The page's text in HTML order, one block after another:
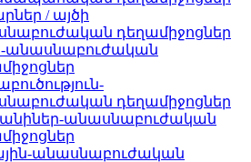
/ այծի
դեղամիջոցներ
անասնաբուժական
դեղամիջոցներ
անասնաբուժական
անասնաբուժական